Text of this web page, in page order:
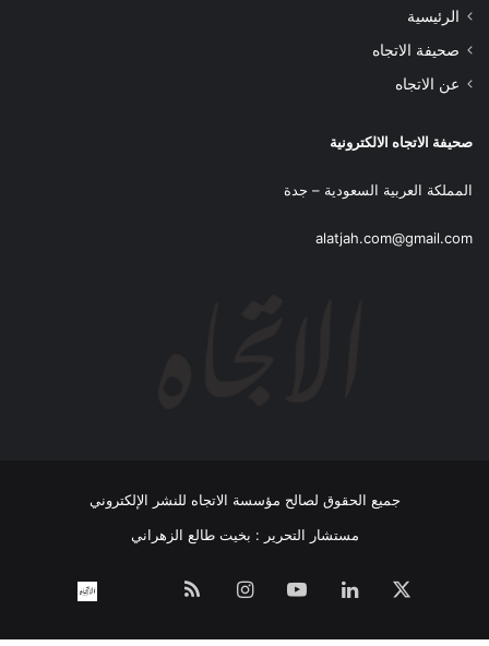
الرئيسية
صحيفة الاتجاه
عن الاتجاه
صحيفة الاتجاه الالكترونية
المملكة العربية السعودية – جدة
alatjah.com@gmail.com
جميع الحقوق لصالح مؤسسة الاتجاه للنشر الإلكتروني
مستشار التحرير : بخيت طالع الزهراني
لينكدإن‫YouTubeانستقرامملخص
الموقع
نبض